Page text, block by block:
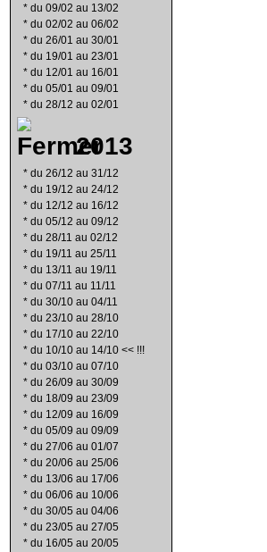
* du 09/02 au 13/02
* du 02/02 au 06/02
* du 26/01 au 30/01
* du 19/01 au 23/01
* du 12/01 au 16/01
* du 05/01 au 09/01
* du 28/12 au 02/01
2013
* du 26/12 au 31/12
* du 19/12 au 24/12
* du 12/12 au 16/12
* du 05/12 au 09/12
* du 28/11 au 02/12
* du 19/11 au 25/11
* du 13/11 au 19/11
* du 07/11 au 11/11
* du 30/10 au 04/11
* du 23/10 au 28/10
* du 17/10 au 22/10
* du 10/10 au 14/10 << !!!
* du 03/10 au 07/10
* du 26/09 au 30/09
* du 18/09 au 23/09
* du 12/09 au 16/09
* du 05/09 au 09/09
* du 27/06 au 01/07
* du 20/06 au 25/06
* du 13/06 au 17/06
* du 06/06 au 10/06
* du 30/05 au 04/06
* du 23/05 au 27/05
* du 16/05 au 20/05